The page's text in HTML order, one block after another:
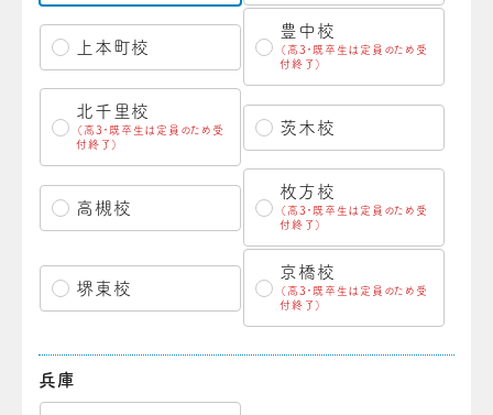
上本町校
豊中校
（高3・既卒生は定員のため受
付終了）
北千里校
（高3・既卒生は定員のため受
付終了）
茨木校
高槻校
枚方校
（高3・既卒生は定員のため受
付終了）
堺東校
京橋校
（高3・既卒生は定員のため受
付終了）
兵庫